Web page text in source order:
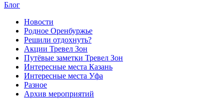
Блог
Новости
Родное Оренбуржье
Решили отдохнуть?
Акции Тревел Зон
Путёвые заметки Тревел Зон
Интересные места Казань
Интересные места Уфа
Разное
Архив мероприятий